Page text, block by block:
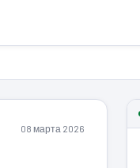
08 марта 2026